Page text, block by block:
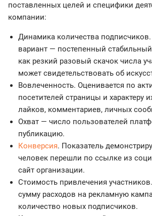
поставленных целей и специфики
компании:
Динамика количества
вариант — постепенный стабильный
как резкий разовый скачок числа
может свидетельствовать об
Вовлеченность. Оценивается по
посетителей страницы и характеру
лайков, комментариев, личных
Охват — число пользователей
публикацию.
Конверсия. Показатель
человек перешли по ссылке из
сайт организации.
Стоимость привлечения
сумму расходов на рекламную
количество новых подписчиков.